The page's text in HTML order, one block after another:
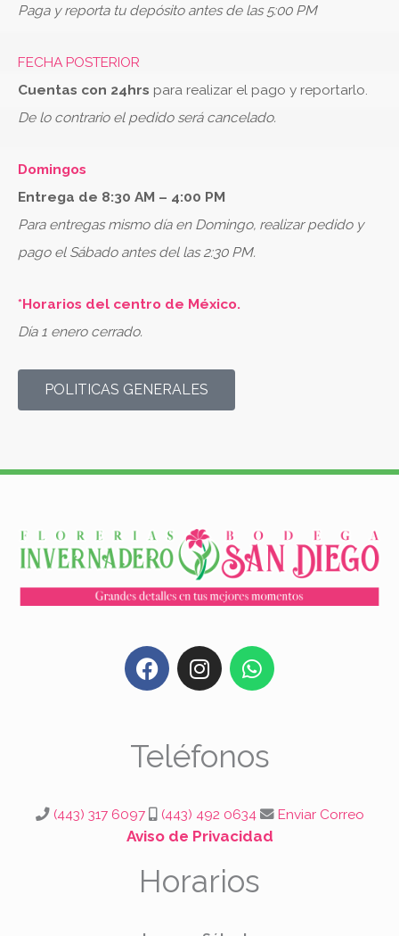
Paga y reporta tu depósito antes de las 5:00 PM
FECHA POSTERIOR
Cuentas con 24hrs para realizar el pago y reportarlo.
De lo contrario el pedido será cancelado.
Domingos
Entrega de 8:30 AM – 4:00 PM
Para entregas mismo día en Domingo, realizar pedido y
pago el Sábado antes del las 2:30 PM.
*Horarios del centro de México.
Día 1 enero cerrado.
POLITICAS GENERALES
F
a
b
o
k
I
n
a
g
a
m
W
h
s
a
p
Teléfonos
(443) 317 6097 (443) 492 0634 Enviar Correo
Aviso de Privacidad
Horarios